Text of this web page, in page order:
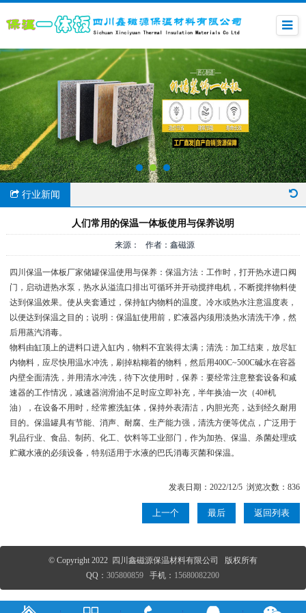
行业新闻
人们常用的保温一体板使用与保养说明
来源： 作者：鑫磁源
四川保温一体板厂家储罐保温使用与保养：保温方法：工作时，打开热水进口阀
门，启动进热水泵，热水从溢流口排出可循环并开动搅拌电机，不断搅拌物料使
达到保温效果。使从夹套通过，保持缸内物料的温度。冷水或热水注意温度表，
以便达到保温之目的；说明：保温缸使用前，贮液器内须用淡热水清洗干净，然
后用蒸汽消毒。
物料由缸顶上的进料口进入缸内，物料不宜装得太满；清洗：加工结束，放尽缸
内物料，应尽快用温水冲洗，刷掉粘糊着的物料，然后用400C~500C碱水在容器
内壁全面清洗，并用清水冲洗，待下次使用时，保养：要经常注意整套设备和减
速器的工作情况，减速器润滑油不足时应立即补充，半年换油一次（40#机
油），在设备不用时，经常擦洗缸体，保持外表清洁，内胆光亮，达到经久耐用
目的。保温罐具有节能、消声、耐腐、生产能力强，清洗方便等优点，广泛用于
乳品行业、食品、制药、化工、饮料等工业部门，作为加热、保温、杀菌处理或
贮藏水液的必须设备，特别适用于水液的巴氏消毒灭菌和保温。
发表日期：2022/12/5 浏览次数：836
上一个 最后 返回列表
© Copyright 2022 四川鑫磁源保温材料有限公司 版权所有
QQ：305800859 手机： 15680082200